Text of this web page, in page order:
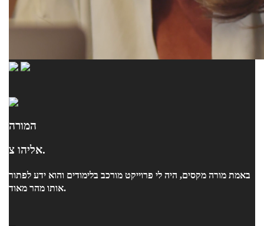
המורה
אליהו צ.
באמת מורה מקסים, היה לי פרוייקט מורכב בלימודים והוא ידע לפתור
אותו מהר מאוד.